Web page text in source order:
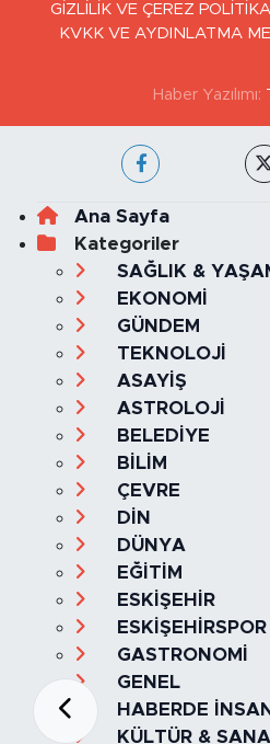
GİZLİLİK VE ÇEREZ
KVKK VE AYDINLATMA
Haber Yazılımı:
Ana Sayfa
Kategoriler
SAĞLIK &
EKONOMİ
GÜNDEM
TEKNOLOJİ
ASAYİŞ
ASTROLOJİ
BELEDİYE
BİLİM
ÇEVRE
DİN
DÜNYA
EĞİTİM
ESKİŞEHİR
ESKİŞEHİRSPOR
GASTRONOMİ
GENEL
HABERDE İNSAN
KÜLTÜR &